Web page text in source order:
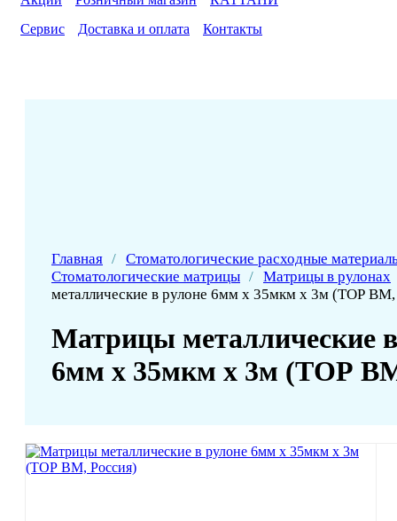
Сервис
Доставка и оплата Контакты
Главная / Стоматологические расходные
Стоматологические матрицы / Матрицы в рулонах
металлические в рулоне 6мм х 35мкм х 3м (ТОР
Матрицы металлические
6мм х 35мкм х 3м (ТОР